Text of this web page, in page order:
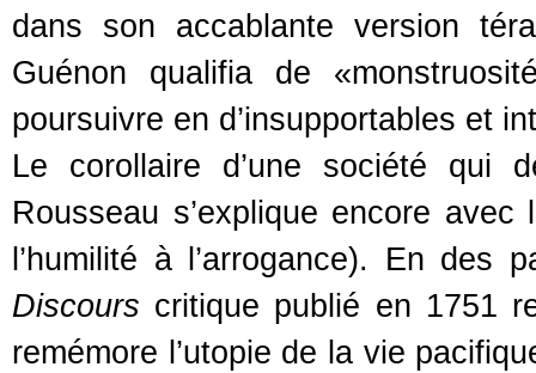
dans son accablante version
Guénon qualifia de
poursuivre en d’insupportables et
Le corollaire d’une société qui
Rousseau s’explique encore
l’humilité à l’arrogance). En des
Discours critique publié en 1751
remémore l’utopie de la vie